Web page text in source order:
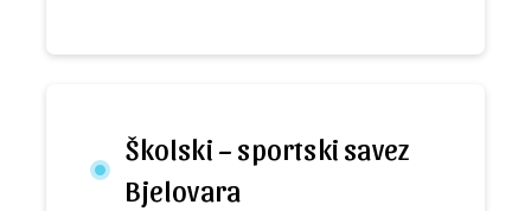
Školski – sportski savez
Bjelovara